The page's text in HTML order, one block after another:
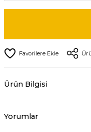
Ürün Bilgisi
Yorumlar